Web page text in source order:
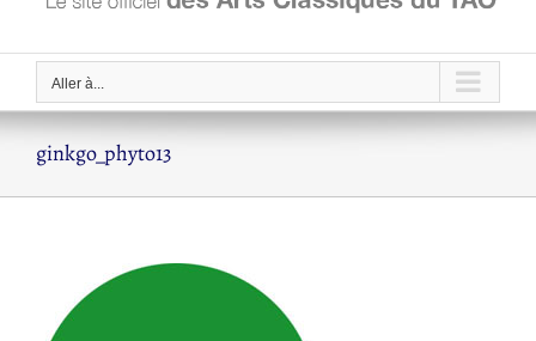
Aller à...
ginkgo_phyto13